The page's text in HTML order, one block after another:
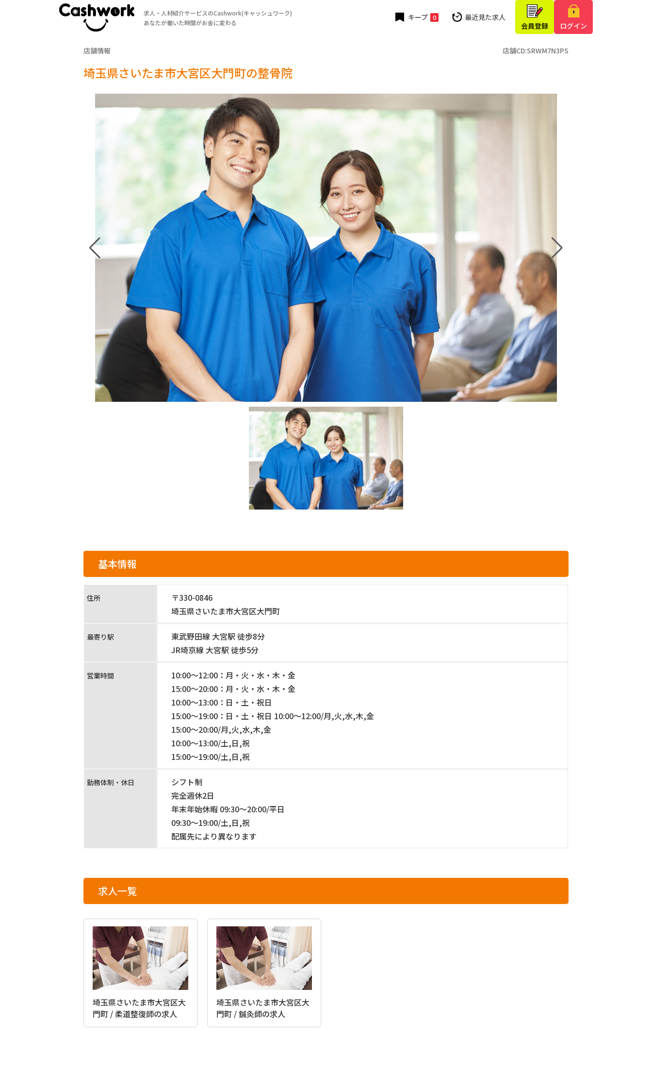
求人・人材紹介サービスのCashwork(キャッシュワーク)
あなたが働いた時間がお金に変わる
キープ 0
最近見た求人
会員登録
ログイン
店舗情報 店舗CD:SRWM7N3PS
埼玉県さいたま市大宮区大門町の整骨院
基本情報
住所
〒330-0846
埼玉県さいたま市大宮区大門町
最寄り駅
東武野田線 大宮駅 徒歩8分
JR埼京線 大宮駅 徒歩5分
営業時間
10:00～12:00：月・火・水・木・金
15:00～20:00：月・火・水・木・金
10:00～13:00：日・土・祝日
15:00～19:00：日・土・祝日 10:00～12:00/月,火,水,木,金
15:00～20:00/月,火,水,木,金
10:00～13:00/土,日,祝
15:00～19:00/土,日,祝
勤務体制・休日
シフト制
完全週休2日
年末年始休暇 09:30～20:00/平日
09:30～19:00/土,日,祝
配属先により異なります
求人一覧
埼玉県さいたま市大宮区大
門町 / 柔道整復師の求人
埼玉県さいたま市大宮区大
門町 / 鍼灸師の求人